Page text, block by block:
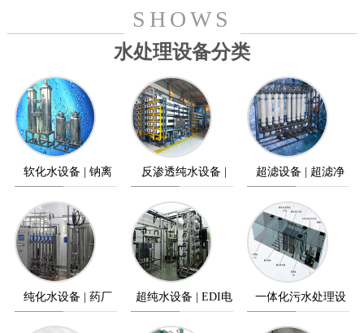
SHOWS
水处理设备分类
软化水设备 | 钠离
子交换器
反渗透纯水设备 |
纯水设备
超滤设备 | 超滤净
水设备
纯化水设备 | 药厂
纯水设备
超纯水设备 | EDI电
除盐设备
一体化污水处理设
备 | 污水处理设备